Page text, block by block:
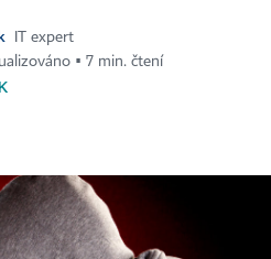
IT expert
▪ 7 min. čtení